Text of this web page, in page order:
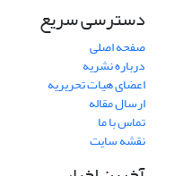
دسترسی سریع
صفحه اصلی
درباره نشریه
اعضای هیات تحریریه
ارسال مقاله
تماس با ما
نقشه سایت